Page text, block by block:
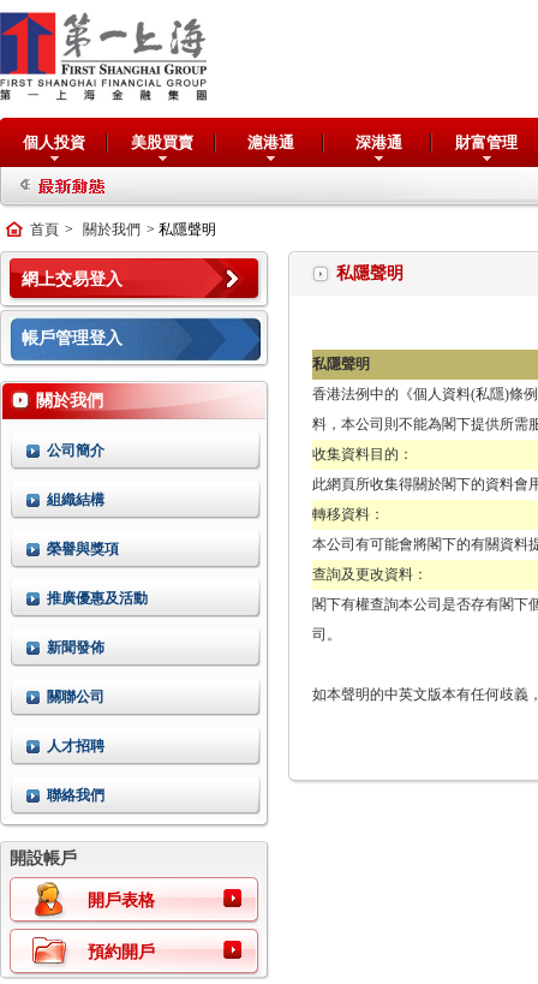
個人投資 美股買賣 滬港通 深港通 財富管理
首頁 > 關於我們 > 私隱聲明
網上交易登入
帳戶管理登入
關於我們
公司簡介
組織結構
榮譽與獎項
推廣優惠及活動
新聞發佈
關聯公司
人才招聘
聯絡我們
開設帳戶
開戶表格
預約開戶
私隱聲明
私隱聲明
香港法例中的《個人資料(私隱)條
料，本公司則不能為閣下提供所需
收集資料目的：
此網頁所收集得關於閣下的資料會
轉移資料：
本公司有可能會將閣下的有關資料
查詢及更改資料：
閣下有權查詢本公司是否存有閣
司。
如本聲明的中英文版本有任何歧義